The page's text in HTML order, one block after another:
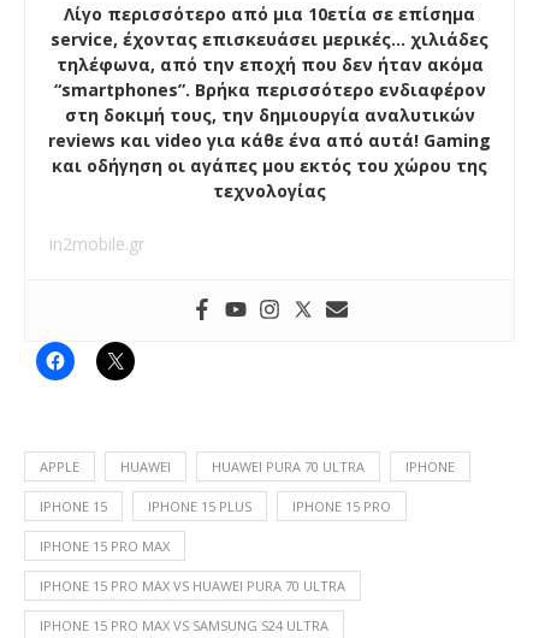
Λίγο περισσότερο από μια 10ετία σε επίσημα
service, έχοντας επισκευάσει μερικές… χιλιάδες
τηλέφωνα, από την εποχή που δεν ήταν ακόμα
“smartphones”. Βρήκα περισσότερο ενδιαφέρον
στη δοκιμή τους, την δημιουργία αναλυτικών
reviews και video για κάθε ένα από αυτά! Gaming
και οδήγηση οι αγάπες μου εκτός του χώρου της
τεχνολογίας
in2mobile.gr
APPLE HUAWEI HUAWEI PURA 70 ULTRA IPHONE
IPHONE 15 IPHONE 15 PLUS IPHONE 15 PRO
IPHONE 15 PRO MAX
IPHONE 15 PRO MAX VS HUAWEI PURA 70 ULTRA
IPHONE 15 PRO MAX VS SAMSUNG S24 ULTRA